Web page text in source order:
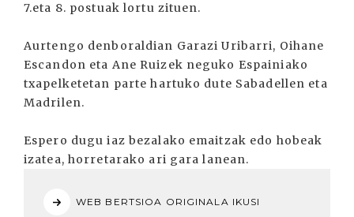
7.eta 8. postuak lortu zituen.
Aurtengo denboraldian Garazi Uribarri, Oihane
Escandon eta Ane Ruizek neguko Espainiako
txapelketetan parte hartuko dute Sabadellen eta
Madrilen.
Espero dugu iaz bezalako emaitzak edo hobeak
izatea, horretarako ari gara lanean.
WEB BERTSIOA ORIGINALA IKUSI